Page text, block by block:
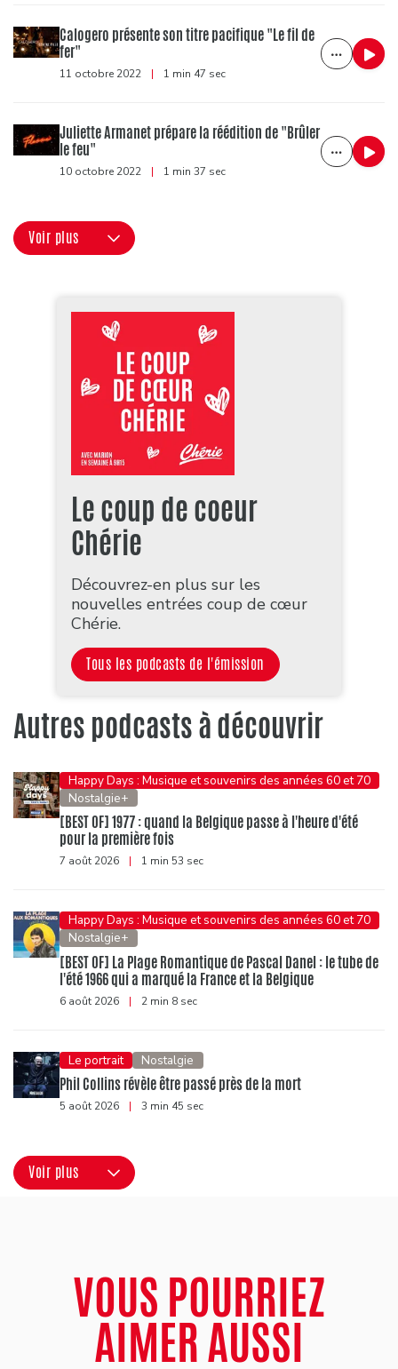
Calogero présente son titre pacifique "Le fil de
fer"
11 octobre 2022 | 1 min 47 sec
Juliette Armanet prépare la réédition de "Brûler
le feu"
10 octobre 2022 | 1 min 37 sec
Voir plus
Le coup de coeur
Chérie
Découvrez-en plus sur les
nouvelles entrées coup de cœur
Chérie.
Tous les podcasts de l'émission
Autres podcasts à découvrir
Happy Days : Musique et souvenirs des années 60 et 70
Nostalgie+
[BEST OF] 1977 : quand la Belgique passe à l'heure d'été
pour la première fois
7 août 2026 | 1 min 53 sec
Happy Days : Musique et souvenirs des années 60 et 70
Nostalgie+
[BEST OF] La Plage Romantique de Pascal Danel : le tube de
l'été 1966 qui a marqué la France et la Belgique
6 août 2026 | 2 min 8 sec
Le portrait Nostalgie
Phil Collins révèle être passé près de la mort
5 août 2026 | 3 min 45 sec
Voir plus
VOUS POURRIEZ
AIMER AUSSI